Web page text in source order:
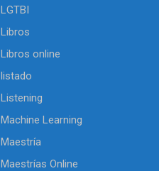
LGTBI
Libros
Libros online
listado
Listening
Machine Learning
Maestría
Maestrías Online